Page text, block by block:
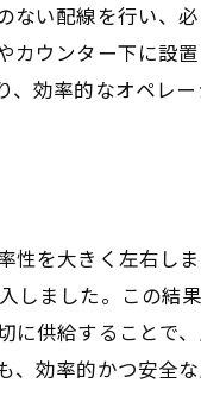
ない配線を行い、
カウンター下に設
効率的なオペレ
性を大きく左右し
しました。この結
に供給することで
効率的かつ安全